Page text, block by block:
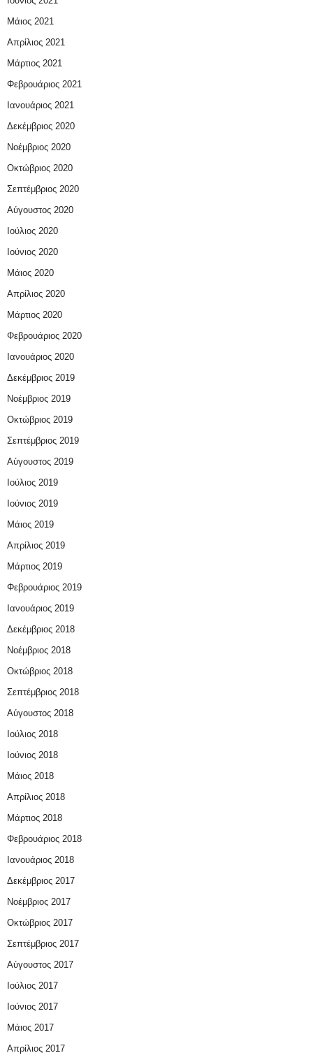
Μάιος 2021
Απρίλιος 2021
Μάρτιος 2021
Φεβρουάριος 2021
Ιανουάριος 2021
Δεκέμβριος 2020
Νοέμβριος 2020
Οκτώβριος 2020
Σεπτέμβριος 2020
Αύγουστος 2020
Ιούλιος 2020
Ιούνιος 2020
Μάιος 2020
Απρίλιος 2020
Μάρτιος 2020
Φεβρουάριος 2020
Ιανουάριος 2020
Δεκέμβριος 2019
Νοέμβριος 2019
Οκτώβριος 2019
Σεπτέμβριος 2019
Αύγουστος 2019
Ιούλιος 2019
Ιούνιος 2019
Μάιος 2019
Απρίλιος 2019
Μάρτιος 2019
Φεβρουάριος 2019
Ιανουάριος 2019
Δεκέμβριος 2018
Νοέμβριος 2018
Οκτώβριος 2018
Σεπτέμβριος 2018
Αύγουστος 2018
Ιούλιος 2018
Ιούνιος 2018
Μάιος 2018
Απρίλιος 2018
Μάρτιος 2018
Φεβρουάριος 2018
Ιανουάριος 2018
Δεκέμβριος 2017
Νοέμβριος 2017
Οκτώβριος 2017
Σεπτέμβριος 2017
Αύγουστος 2017
Ιούλιος 2017
Ιούνιος 2017
Μάιος 2017
Απρίλιος 2017